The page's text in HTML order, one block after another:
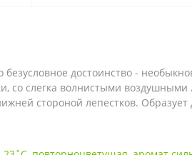
безусловное достоинство -
слегка волнистыми воздушными
стороной лепестков.